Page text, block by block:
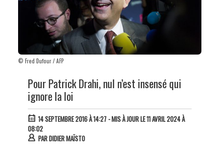
© Fred Dufour / AFP
Pour Patrick Drahi, nul n’est insensé qui
ignore la loi
14 SEPTEMBRE 2016 À 14:27- MIS À JOUR LE 11 AVRIL 2024 À
08:02
PARDIDIER MAÏSTO